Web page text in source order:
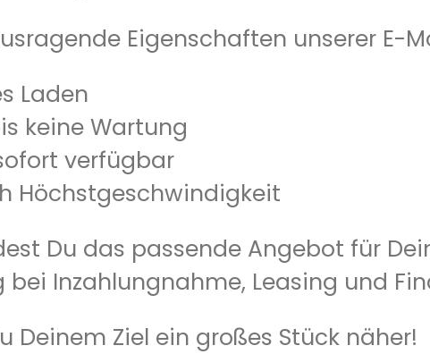
Eigenschaften unserer E-
Laden
keine Wartung
verfügbar
Höchstgeschwindigkeit
Du das passende Angebot für
bei Inzahlungnahme, Leasing und
Deinem Ziel ein großes Stück näher!